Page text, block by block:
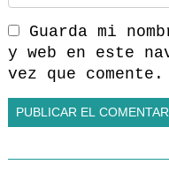
Guarda mi
y web en este
vez que comente.